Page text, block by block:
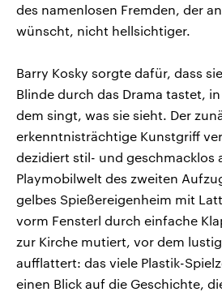
des namenlosen Fremden, der
wünscht, nicht hellsichtiger.
Barry Kosky sorgte dafür, dass
Blinde durch das Drama tastet,
dem singt, was sie sieht. Der
erkenntnisträchtige Kunstgriff
dezidiert stil- und geschmacklos
Playmobilwelt des zweiten
gelbes Spießereigenheim mit
vorm Fensterl durch einfache
zur Kirche mutiert, vor dem
aufflattert: das viele Plastik-
einen Blick auf die Geschichte,